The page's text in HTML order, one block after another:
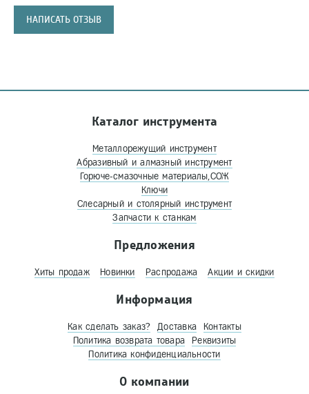
НАПИСАТЬ ОТЗЫВ
Каталог инструмента
Металлорежущий инструмент
Абразивный и алмазный инструмент
Горюче-смазочные материалы,СОЖ
Ключи
Слесарный и столярный инструмент
Запчасти к станкам
Предложения
Хиты продаж Новинки Распродажа Акции и скидки
Информация
Как сделать заказ? Доставка
Контакты
Политика возврата товара
Реквизиты
Политика конфиденциальности
О компании